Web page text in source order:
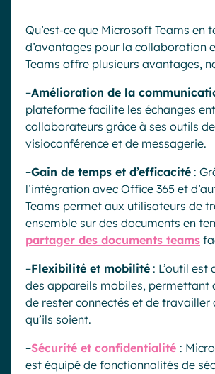
Qu’est-ce que Microsoft Teams en
d’avantages pour la collaboration
Teams offre plusieurs avantages,
–Amélioration de la
plateforme facilite les échanges
collaborateurs grâce à ses outils
visioconférence et de messagerie.
–Gain de temps et d’efficacité :
l’intégration avec Office 365 et
Teams permet aux utilisateurs de
ensemble sur des documents en
partager des documents teams
–Flexibilité et mobilité : L’outil
des appareils mobiles, permettant
de rester connectés et de travailler
qu’ils soient.
–Sécurité et confidentialité :
est équipé de fonctionnalités de